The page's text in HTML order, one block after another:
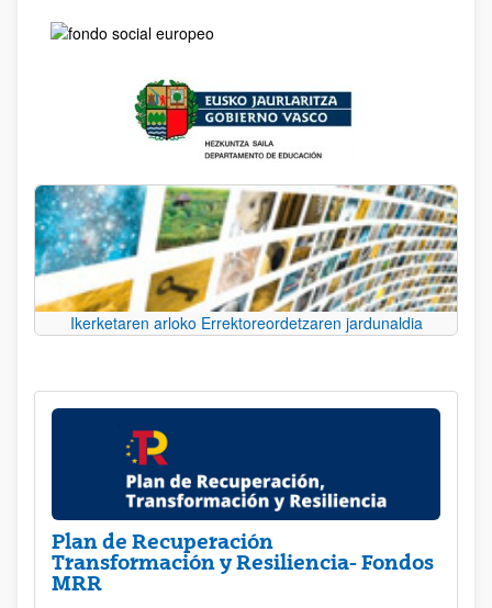
Ikerketaren arloko Errektoreordetzaren jardunaldia
Plan de Recuperación
Transformación y Resiliencia- Fondos
MRR